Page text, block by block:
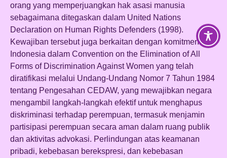
orang yang memperjuangkan hak asasi manusia
sebagaimana ditegaskan dalam United Nations
Declaration on Human Rights Defenders (1998).
Kewajiban tersebut juga berkaitan dengan komitmen
Indonesia dalam Convention on the Elimination of All
Forms of Discrimination Against Women yang telah
diratifikasi melalui Undang-Undang Nomor 7 Tahun 1984
tentang Pengesahan CEDAW, yang mewajibkan negara
mengambil langkah-langkah efektif untuk menghapus
diskriminasi terhadap perempuan, termasuk menjamin
partisipasi perempuan secara aman dalam ruang publik
dan aktivitas advokasi. Perlindungan atas keamanan
pribadi, kebebasan berekspresi, dan kebebasan